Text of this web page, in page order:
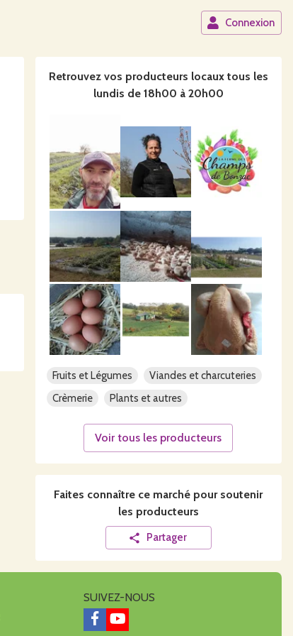
Connexion
Retrouvez vos producteurs locaux tous les
lundis de 18h00 à 20h00
Fruits et Légumes
Viandes et charcuteries
Crèmerie
Plants et autres
Voir tous les producteurs
Faites connaître ce marché pour soutenir
les producteurs
Partager
SUIVEZ-NOUS